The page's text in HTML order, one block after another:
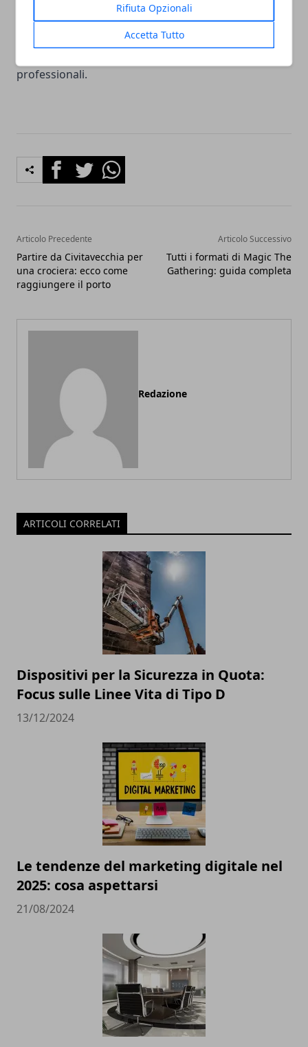
Rifiuta Opzionali
Accetta Tutto
napoletana, queste carriere offrono un affascinante
intreccio tra tradizione e modernità in una città che
professionali.
FacebookTwitterWhatsapp
Articolo Precedente
Partire da Civitavecchia per
una crociera: ecco come
raggiungere il porto
Articolo Successivo
Tutti i formati di Magic The
Gathering: guida completa
Redazione
ARTICOLI CORRELATI
Dispositivi per la Sicurezza in Quota:
Focus sulle Linee Vita di Tipo D
13/12/2024
Le tendenze del marketing digitale nel
2025: cosa aspettarsi
21/08/2024